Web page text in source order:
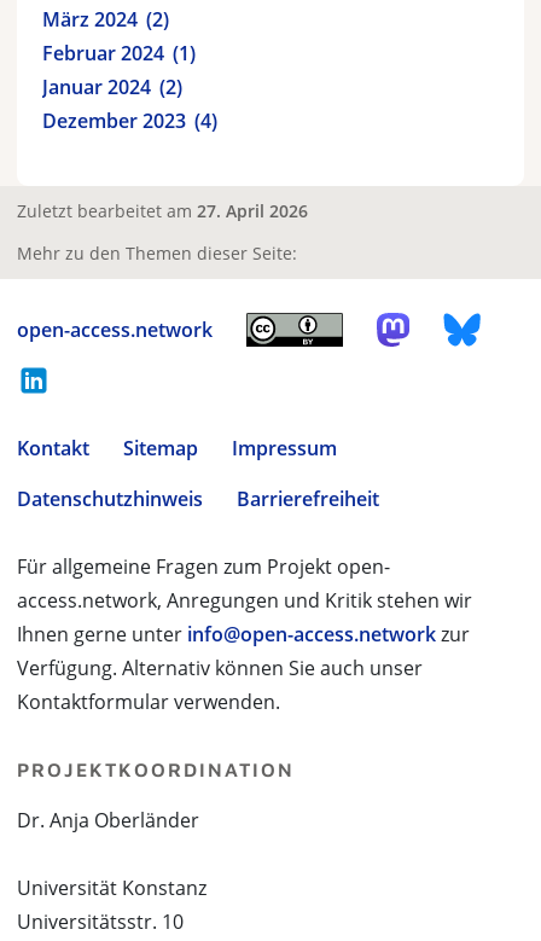
März 2024 2
Februar 2024 1
Januar 2024 2
Dezember 2023 4
Zuletzt bearbeitet am 27. April 2026
Mehr zu den Themen dieser Seite:
open-access.network
Kontakt Sitemap
Impressum
Datenschutzhinweis
Barrierefreiheit
Für allgemeine Fragen zum Projekt open-
access.network, Anregungen und Kritik stehen wir
Ihnen gerne unter info@open-access.networkzur
Verfügung. Alternativ können Sie auch unser
Kontaktformular verwenden.
PROJEKTKOORDINATION
Dr. Anja Oberländer
Universität Konstanz
Universitätsstr. 10